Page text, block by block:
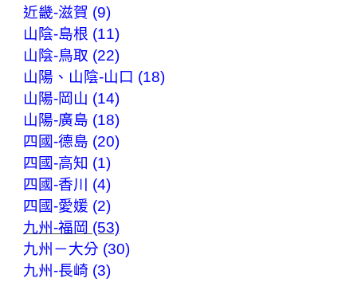
近畿-滋賀 (9)
山陰-島根 (11)
山陰-鳥取 (22)
山陽、山陰-山口 (18)
山陽-岡山 (14)
山陽-廣島 (18)
四國-德島 (20)
四國-高知 (1)
四國-香川 (4)
四國-愛媛 (2)
九州-福岡 (53)
九州－大分 (30)
九州-長崎 (3)